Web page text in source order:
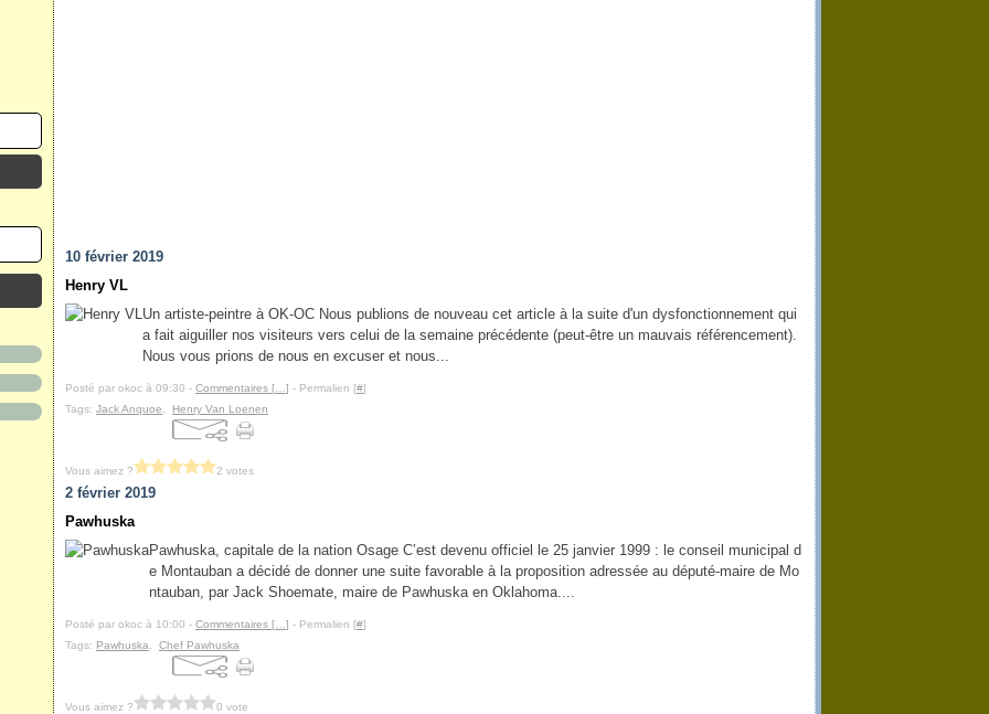
10 février 2019
Henry VL
Un artiste-peintre à OK-OC Nous publions de nouveau cet article à la suite d'un dysfonctionnement qui
a fait aiguiller nos visiteurs vers celui de la semaine précédente (peut-être un mauvais référencement).
Nous vous prions de nous en excuser et nous...
Posté par okoc à 09:30 - Commentaires [ ] - Permalien [#]
Tags: Jack Anquoe Henry Van Loenen
Vous aimez ? 2 votes
2 février 2019
Pawhuska
Pawhuska, capitale de la nation Osage C’est devenu officiel le 25 janvier 1999 : le conseil municipal d
e Montauban a décidé de donner une suite favorable à la proposition adressée au député-maire de Mo
ntauban, par Jack Shoemate, maire de Pawhuska en Oklahoma....
Posté par okoc à 10:00 - Commentaires [ ] - Permalien [#]
Tags: Pawhuska Chef Pawhuska
Vous aimez ? 0 vote